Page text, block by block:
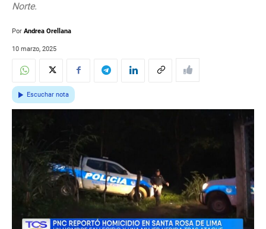
Norte.
Por Andrea Orellana
10 marzo, 2025
Escuchar nota